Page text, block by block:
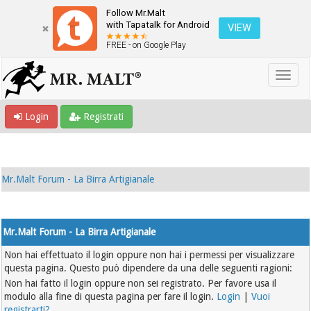
Follow Mr.Malt
with Tapatalk for Android
FREE - on Google Play
VIEW
Login Registrati
Mr.Malt Forum - La Birra Artigianale
Mr.Malt Forum - La Birra Artigianale
Non hai effettuato il login oppure non hai i permessi per visualizzare
questa pagina. Questo può dipendere da una delle seguenti ragioni:
Non hai fatto il login oppure non sei registrato. Per favore usa il
modulo alla fine di questa pagina per fare il login. Login |Vuoi